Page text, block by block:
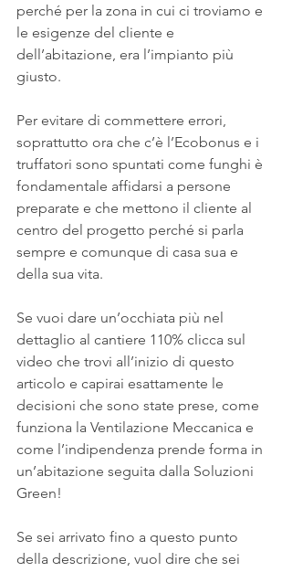
perché per la zona in cui ci troviamo e
le esigenze del cliente e
dell’abitazione, era l’impianto più
giusto.
Per evitare di commettere errori,
soprattutto ora che c’è l’Ecobonus e i
truffatori sono spuntati come funghi è
fondamentale affidarsi a persone
preparate e che mettono il cliente al
centro del progetto perché si parla
sempre e comunque di casa sua e
della sua vita.
Se vuoi dare un’occhiata più nel
dettaglio al cantiere 110% clicca sul
video che trovi all’inizio di questo
articolo e capirai esattamente le
decisioni che sono state prese, come
funziona la Ventilazione Meccanica e
come l’indipendenza prende forma in
un’abitazione seguita dalla Soluzioni
Green!
Se sei arrivato fino a questo punto
della descrizione, vuol dire che sei